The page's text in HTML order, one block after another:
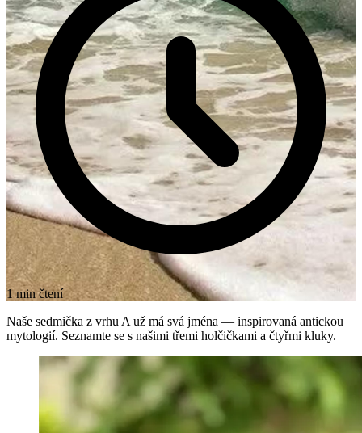
1 min čtení
Naše sedmička z vrhu A už má svá jména — inspirovaná antickou
mytologií. Seznamte se s našimi třemi holčičkami a čtyřmi kluky.